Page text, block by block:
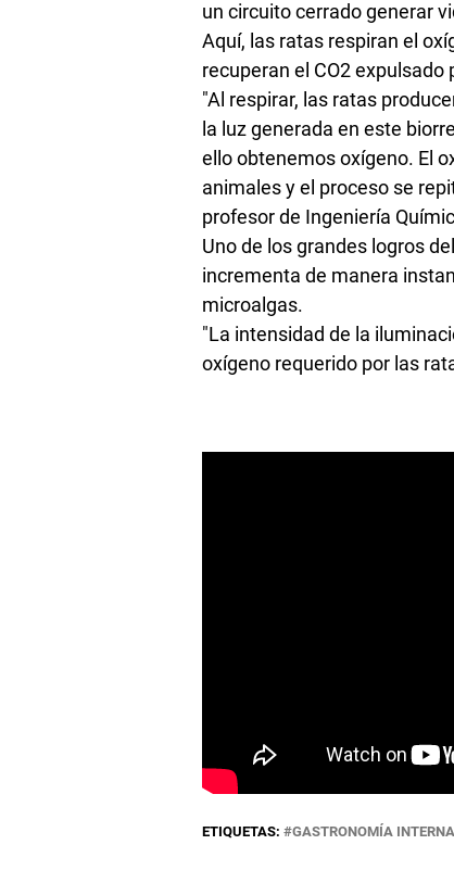
un circuito cerrado generar
Aquí, las ratas respiran el
recuperan el CO2 expulsado
"Al respirar, las ratas
la luz generada en este
ello obtenemos oxígeno. El
animales y el proceso se
profesor de Ingeniería
Uno de los grandes logros
incrementa de manera
microalgas.
"La intensidad de la
oxígeno requerido por las
ETIQUETAS: GASTRONOMÍA